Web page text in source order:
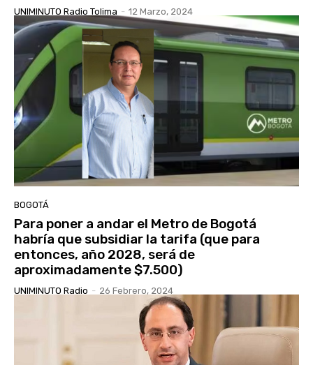
UNIMINUTO Radio Tolima - 12 Marzo, 2024
BOGOTÁ
Para poner a andar el Metro de Bogotá
habría que subsidiar la tarifa (que para
entonces, año 2028, será de
aproximadamente $7.500)
UNIMINUTO Radio - 26 Febrero, 2024